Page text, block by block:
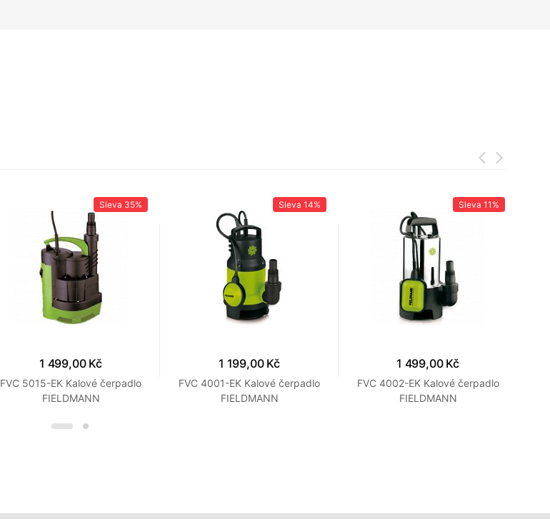
Sleva 35%
1 499,00 Kč
FVC 5015-EK Kalové čerpadlo
FIELDMANN
Sleva 14%
1 199,00 Kč
FVC 4001-EK Kalové čerpadlo
FIELDMANN
Sleva 11%
1 499,00 Kč
FVC 4002-EK Kalové čerpadlo
FIELDMANN